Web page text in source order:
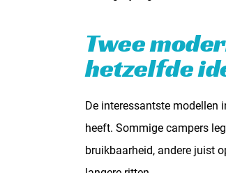
Twee
hetzelfde
De interessantste modellen
heeft. Sommige campers
bruikbaarheid, andere juist